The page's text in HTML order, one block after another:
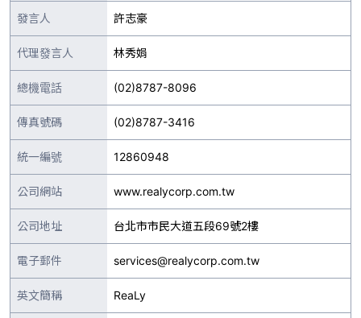
發言人 許志豪
代理發言人 林秀娟
總機電話 (02)8787-8096
傳真號碼 (02)8787-3416
統一編號 12860948
公司網站 www.realycorp.com.tw
公司地址 台北市市民大道五段69號2樓
電子郵件 services@realycorp.com.tw
英文簡稱 ReaLy